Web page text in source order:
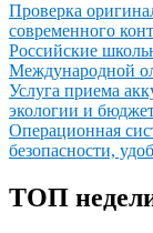
Проверка
современного
Российские
Международной
Услуга приема
экологии и
Операционная
безопасности,
ТОП